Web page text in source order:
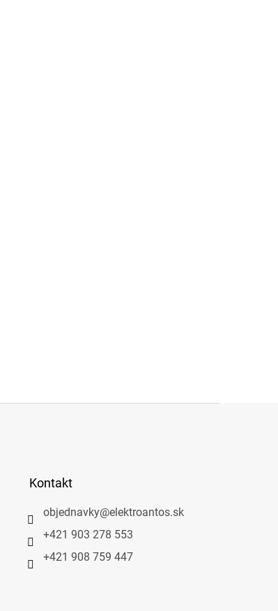
Kontakt
objednavky@elektroantos.sk
+421 903 278 553
+421 908 759 447